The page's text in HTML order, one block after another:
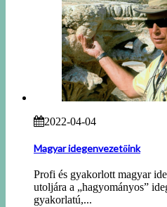
2022-04-04
Magyar idegenvezetőink
Profi és gyakorlott magyar
utoljára a „hagyományos”
gyakorlatú,...